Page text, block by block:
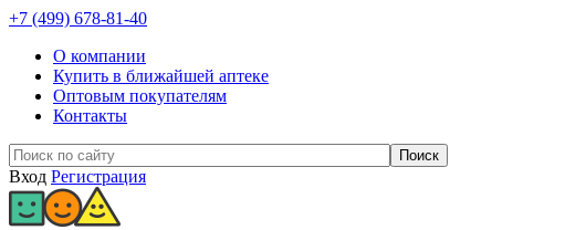
+7 (499) 678-81-40
О компании
Купить в ближайшей аптеке
Оптовым покупателям
Контакты
Вход Регистрация